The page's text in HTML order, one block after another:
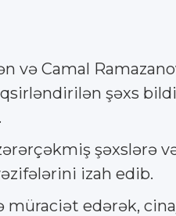
və Camal
şəxs
şəxslərə
izah edib.
müraciət edərək,